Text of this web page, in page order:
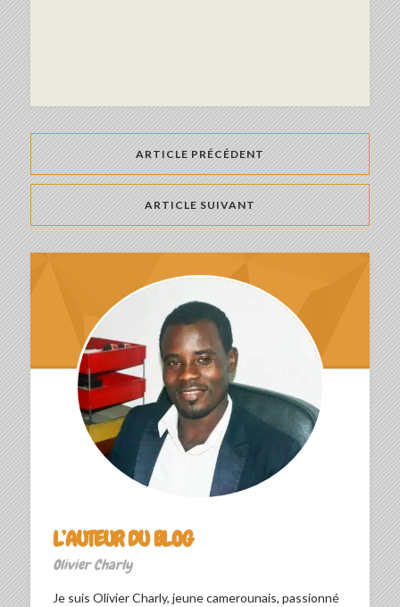
ARTICLE PRÉCÉDENT
ARTICLE SUIVANT
L’AUTEUR DU BLOG
Olivier Charly
Je suis Olivier Charly, jeune camerounais, passionné